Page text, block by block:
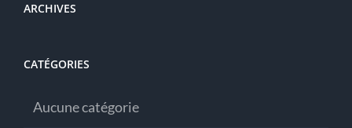
ARCHIVES
CATÉGORIES
Aucune catégorie